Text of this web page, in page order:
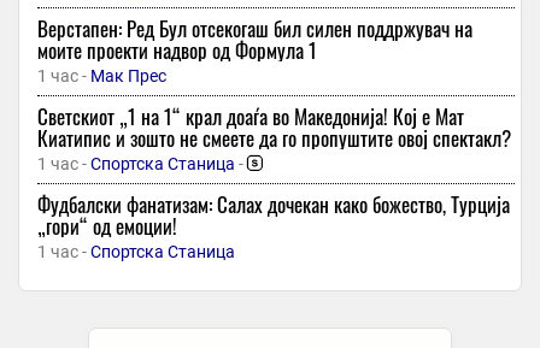
Верстапен: Ред Бул отсекогаш бил силен поддржувач на
моите проекти надвор од Формула 1
1 час - Мак Прес
Светскиот „1 на 1“ крал доаѓа во Македонија! Кој е Мат
Киатипис и зошто не смеете да го пропуштите овој спектакл?
1 час -Спортска Станица -
Фудбалски фанатизам: Салах дочекан како божество, Турција
„гори“ од емоции!
1 час -Спортска Станица
Дејвид Греј: За да се победи Шкендија, мора да бидеме на